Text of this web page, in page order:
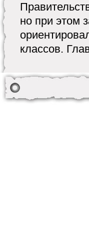
но при этом
классов.